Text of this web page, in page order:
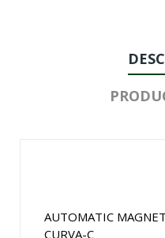
AUTOMATIC
CURVA-C